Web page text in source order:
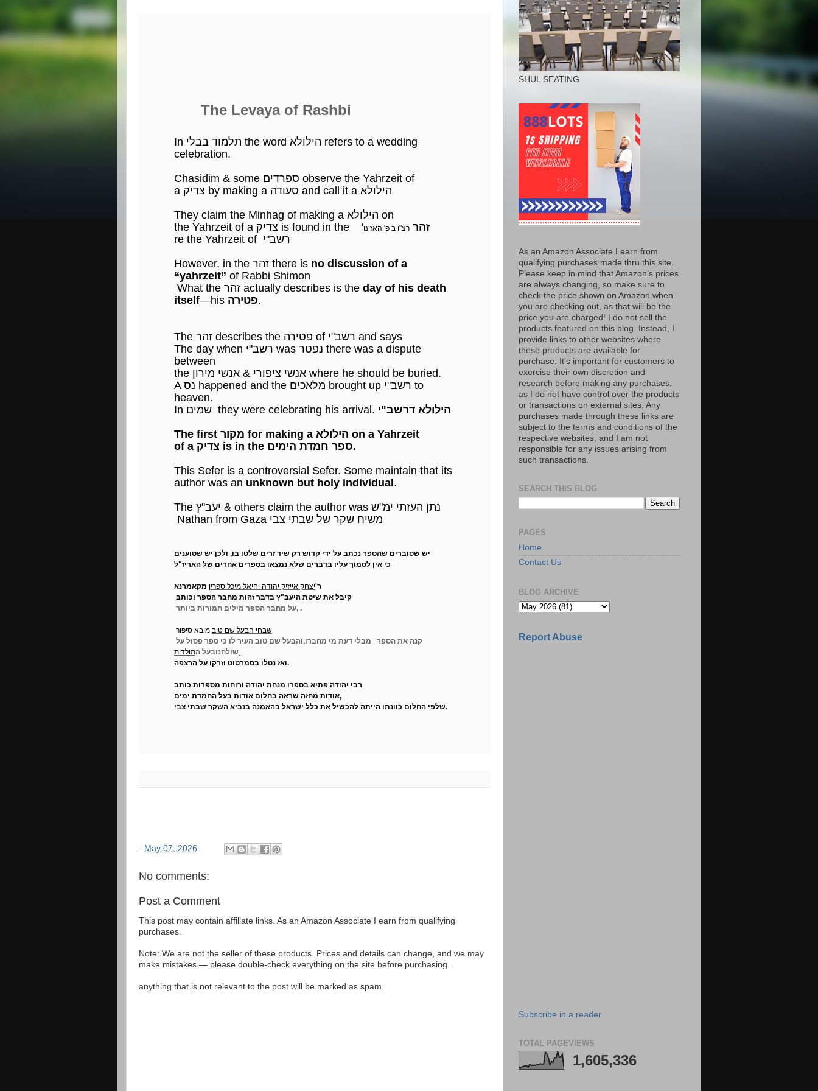
The Levaya of Rashbi
In תלמוד בבלי the word הילולא refers to a wedding
celebration.
Chasidim & some ספרדים observe the Yahrzeit of
a צדיק by making a סעודה and call it a הילולא
They claim the Minhag of making a הילולא on
the Yahrzeit of a צדיק is found in the '
זהר רצ"ו ב פ' האזינו
re the Yahrzeit of רשב"י
However, in the זהר there is no discussion of a
“yahrzeit” of Rabbi Shimon
What the זהר actually describes is the day of his death
itself—his פטירה.
The זהר describes the פטירה of רשב"י and says
The day when רשב"י was נפטר there was a dispute
between
the אנשי ציפורי & אנשי מירון where he should be buried.
A נס happened and the מלאכים brought up רשב"י to
heaven.
In שמים they were celebrating his arrival. הילולא דרשב"י
The
first מקור for making a הילולא on a Yahrzeit
of a צדיק is in the ספר חמדת הימים.
This Sefer is a controversial Sefer. Some maintain that its
author was an unknown but holy individual .
The יעב"ץ & others claim the author was נתן העזתי ימ"ש
Nathan from Gaza משיח שקר של שבתי צבי
יש שסוברים שהספר נכתב על ידי קדוש רק שיד זרים שלטו בו, ולכן יש שטוענים
כי אין לסמוך עליו בדברים שלא נמצאו בספרים אחרים של האריז"ל
ר'יצחק אייזיק יהודה יחיאל מיכל ספרין
על מחבר הספר מילים חמורות ביותר, .
שבחי הבעל שם טוב
שולחנובעל ה
ואז נטלו בסמרטוט וזרקו על הרצפה.
רבי יהודה פתיא בספרו מנחת יהודה ורוחות מספרות כותב
אודות מחזה שראה בחלום אודות בעל החמדת ימים,
שלפי החלום כוונתו הייתה להכשיל את כלל ישראל בהאמנה בנביא השקר שבתי צבי.
- May 07, 2026
No comments:
Post a Comment
This post may contain affiliate links. As an Amazon Associate I earn from qualifying
purchases.
Note: We are not the seller of these products. Prices and details can change, and we may
make mistakes — please double-check everything on the site before purchasing.
anything that is not relevant to the post will be marked as spam.
SHUL SEATING
As an Amazon Associate I earn from
qualifying purchases made thru this site.
Please keep in mind that Amazon’s prices
are always changing, so make sure to
check the price shown on Amazon when
you are checking out, as that will be the
price you are charged! I do not sell the
products featured on this blog. Instead, I
provide links to other websites where
these products are available for
purchase. It's important for customers to
exercise their own discretion and
research before making any purchases,
as I do not have control over the products
or transactions on external sites. Any
purchases made through these links are
subject to the terms and conditions of the
respective websites, and I am not
responsible for any issues arising from
such transactions.
SEARCH THIS BLOG
PAGES
Home
Contact Us
BLOG ARCHIVE
Report Abuse
Subscribe in a reader
TOTAL PAGEVIEWS
1,605,336